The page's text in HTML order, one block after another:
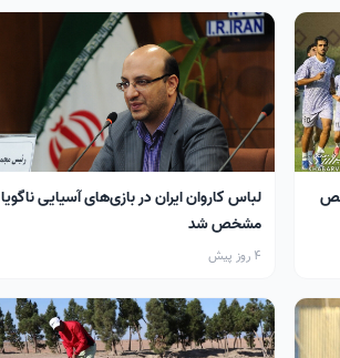
لباس کاروان ایران در بازی‌های آسیایی ناگویا
مشخص شد
4 روز پیش